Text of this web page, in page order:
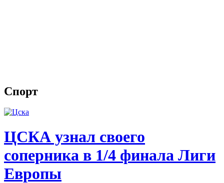
Спорт
ЦСКА узнал своего
соперника в 1/4 финала Лиги
Европы